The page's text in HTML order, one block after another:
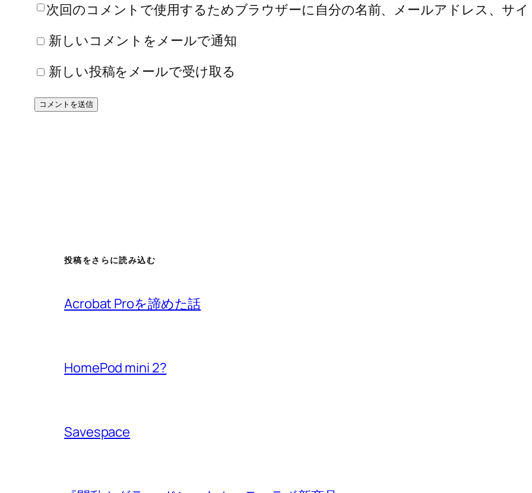
次回のコメントで使用するためブラウザーに自分の名前、メールアドレス、サ
新しいコメントをメールで通知
新しい投稿をメールで受け取る
投稿をさらに読み込む
Acrobat Proを諦めた話
HomePod mini 2?
Savespace